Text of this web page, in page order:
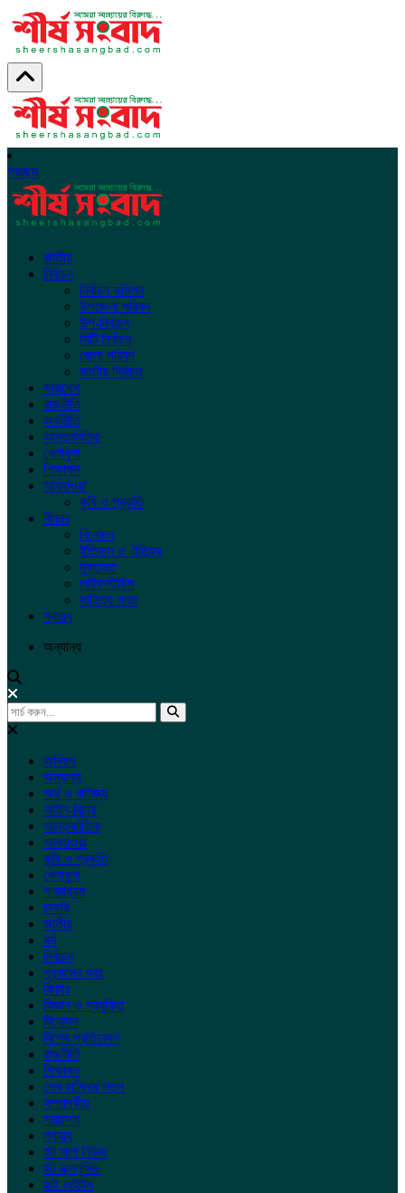
প্রচ্ছদ
জাতীয়
নির্বাচন
নির্বাচন কমিশন
উপজেলা পরিষদ
উপ-নির্বাচন
সিটি নির্বাচন
জেলা পরিষদ
জাতীয় নির্বাচন
সারাদেশ
রাজনীতি
অর্থনীতি
আন্তর্জাতিক
খেলাধুলা
শিক্ষাঙ্গন
আবহাওয়া
কৃষি ও প্রকৃতি
ফিচার
বিনোদন
ইতিহাস ও ঐতিহ্য
মুক্তমত
লাইফস্টাইল
সাহিত্য পাতা
স্বাস্থ্য
অন্যান্য
অনিয়ম
অন্যান্য
অর্থ ও বাণিজ্য
আইন-বিচার
আন্তর্জাতিক
আবহাওয়া
কৃষি ও প্রকৃতি
খেলাধুলা
গণমাধ্যম
চাকরি
জাতীয়
ধর্ম
নির্বাচন
প্রবাসের খবর
ফিচার
বিজ্ঞান ও প্রযুক্তি
বিনোদন
বিশেষ প্রতিবেদন
রাজনীতি
শিক্ষাঙ্গন
শেখ হাসিনার পতন
সম্পাদকীয়
সারাদেশ
স্বাস্থ্য
হট আপ নিউজ
হট এক্সলুসিভ
হাই লাইটস